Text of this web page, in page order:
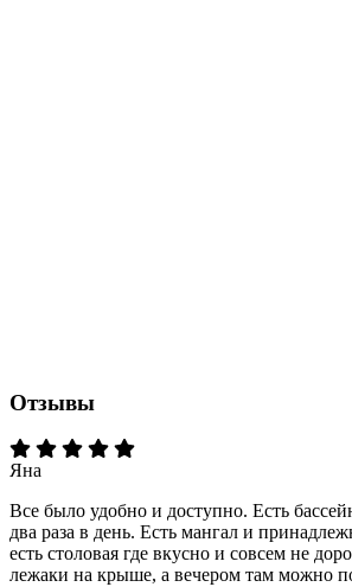
Отзывы
Яна
Все было удобно и доступно. Есть
два раза в день. Есть мангал и
есть столовая где вкусно и совсем не
лежаки на крыше, а вечером там можно